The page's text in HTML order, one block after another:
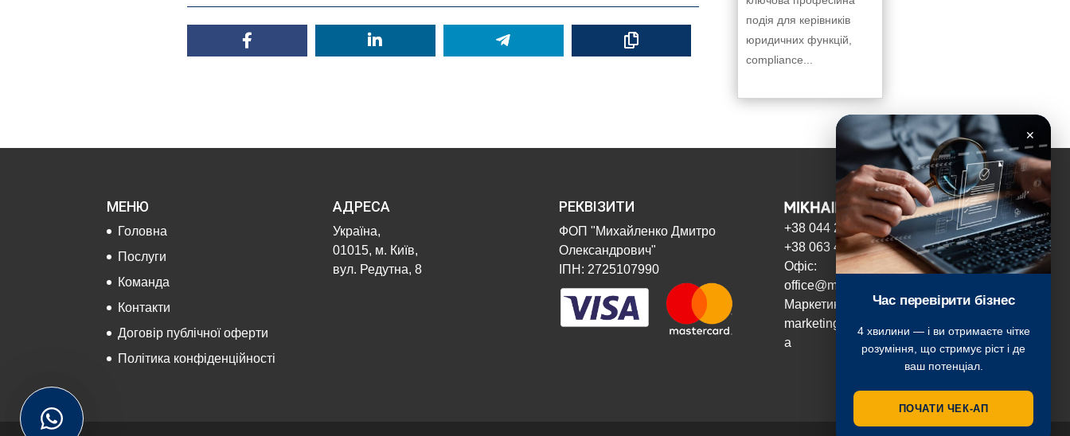
подія для керівників
юридичних функцій,
compliance...
МЕНЮ
Головна
Послуги
Команда
Контакти
Договір публічної оферти
Політика конфіденційності
АДРЕСА
Україна,
01015, м. Київ,
вул. Редутна, 8
РЕКВІЗИТИ
ФОП "Михайленко Дмитро
Олександрович"
ІПН: 2725107990
+38 044 221 3603
+38 063 466 8242
Офіс:
office@mikhailenko.com.ua
Маркетинг:
marketing@mikhailenko.com.u
a
✕
Час перевірити бізнес
4 хвилини — і ви отримаєте чітке
розуміння, що стримує ріст і де
ваш потенціал.
ПОЧАТИ ЧЕК-АП